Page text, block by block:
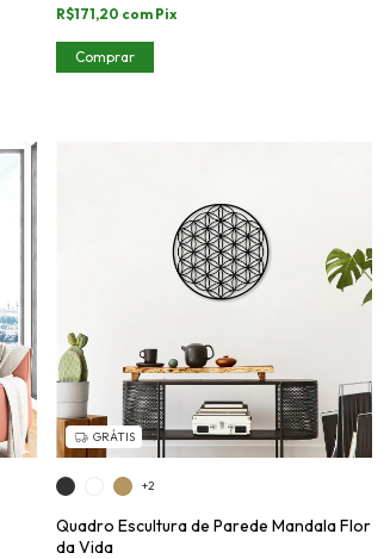
R$171,20 com Pix
Comprar
GRÁTIS
Quadro Escultura de Parede Mandala Flor
da Vida
+2